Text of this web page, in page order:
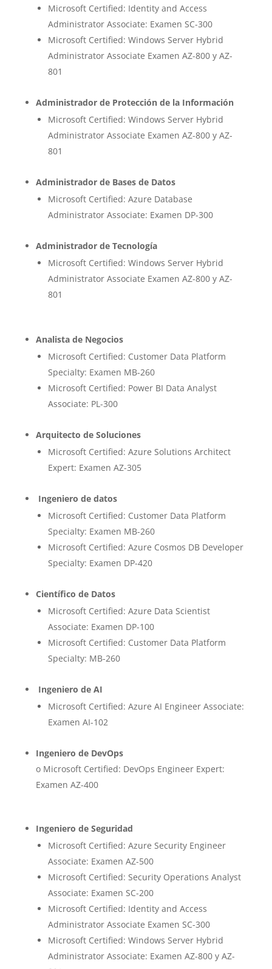
Microsoft Certified: Identity and Access
Administrator Associate: Examen SC-300
Microsoft Certified: Windows Server Hybrid
Administrator Associate Examen AZ-800 y AZ-
801
Administrador de Protección de la Información
Microsoft Certified: Windows Server Hybrid
Administrator Associate Examen AZ-800 y AZ-
801
Administrador de Bases de Datos
Microsoft Certified: Azure Database
Administrator Associate: Examen DP-300
Administrador de Tecnología
Microsoft Certified: Windows Server Hybrid
Administrator Associate Examen AZ-800 y AZ-
801
Analista de Negocios
Microsoft Certified: Customer Data Platform
Specialty: Examen MB-260
Microsoft Certified: Power BI Data Analyst
Associate: PL-300
Arquitecto de Soluciones
Microsoft Certified: Azure Solutions Architect
Expert: Examen AZ-305
Ingeniero de datos
Microsoft Certified: Customer Data Platform
Specialty: Examen MB-260
Microsoft Certified: Azure Cosmos DB Developer
Specialty: Examen DP-420
Científico de Datos
Microsoft Certified: Azure Data Scientist
Associate: Examen DP-100
Microsoft Certified: Customer Data Platform
Specialty: MB-260
Ingeniero de AI
Microsoft Certified: Azure AI Engineer Associate:
Examen AI-102
Ingeniero de DevOps
o Microsoft Certified: DevOps Engineer Expert:
Examen AZ-400
Ingeniero de Seguridad
Microsoft Certified: Azure Security Engineer
Associate: Examen AZ-500
Microsoft Certified: Security Operations Analyst
Associate: Examen SC-200
Microsoft Certified: Identity and Access
Administrator Associate Examen SC-300
Microsoft Certified: Windows Server Hybrid
Administrator Associate: Examen AZ-800 y AZ-